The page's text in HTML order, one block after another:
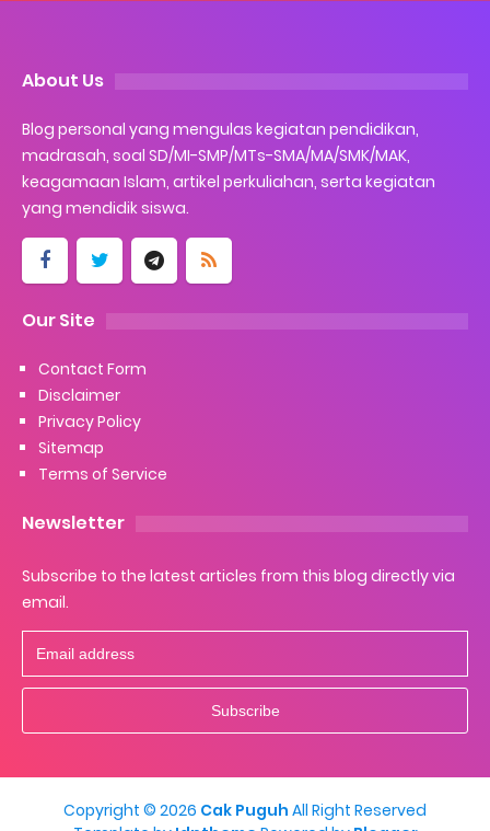
About Us
Blog personal yang mengulas kegiatan pendidikan,
madrasah, soal SD/MI-SMP/MTs-SMA/MA/SMK/MAK,
keagamaan Islam, artikel perkuliahan, serta kegiatan
yang mendidik siswa.
Our Site
Contact Form
Disclaimer
Privacy Policy
Sitemap
Terms of Service
Newsletter
Subscribe to the latest articles from this blog directly via
email.
Copyright © 2026 Cak Puguh All Right Reserved